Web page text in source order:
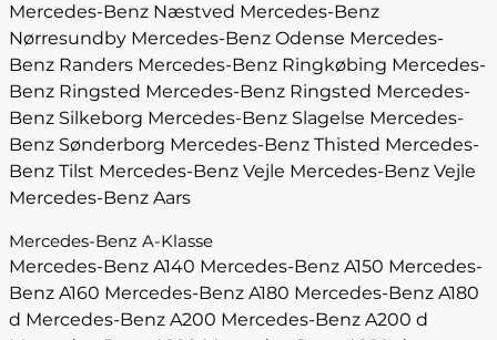
Mercedes-Benz Næstved Mercedes-Benz
Nørresundby Mercedes-Benz Odense Mercedes-
Benz Randers Mercedes-Benz Ringkøbing Mercedes-
Benz Ringsted Mercedes-Benz Ringsted Mercedes-
Benz Silkeborg Mercedes-Benz Slagelse Mercedes-
Benz Sønderborg Mercedes-Benz Thisted Mercedes-
Benz Tilst Mercedes-Benz Vejle Mercedes-Benz Vejle
Mercedes-Benz Aars
Mercedes-Benz A-Klasse
Mercedes-Benz A140 Mercedes-Benz A150 Mercedes-
Benz A160 Mercedes-Benz A180 Mercedes-Benz A180
d Mercedes-Benz A200 Mercedes-Benz A200 d